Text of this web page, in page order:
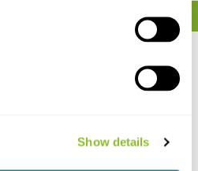
Show details